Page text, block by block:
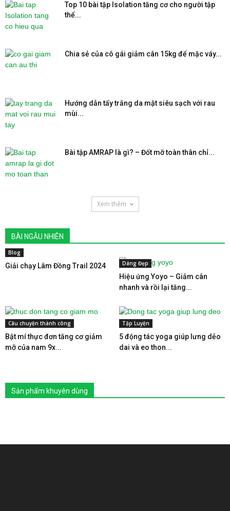
Top 10 bài tập Isolation tăng cơ cho người tập
thể...
Chia sẻ của cô gái giảm cân 15kg để mặc váy...
Hướng dẫn tẩy trắng da mặt siêu sạch với rau
mùi...
Bài tập AMRAP là gì? – Đốt mỡ toàn thân chỉ...
Xem thêm
BÀI NGẪU NHIÊN
Blog
Giải chạy Lâm Đồng Trail 2024 Dáng Đẹp
Hiệu ứng Yoyo – Giảm cân
nhanh và rồi lại tăng...
Câu chuyện thành công
Bật mí thực đơn tăng cơ giảm
mỡ của nam 9x...
Tập Luyện
5 động tác yoga giúp lưng dẻo
dai và eo thon...
Sản phẩm khuyên dùng